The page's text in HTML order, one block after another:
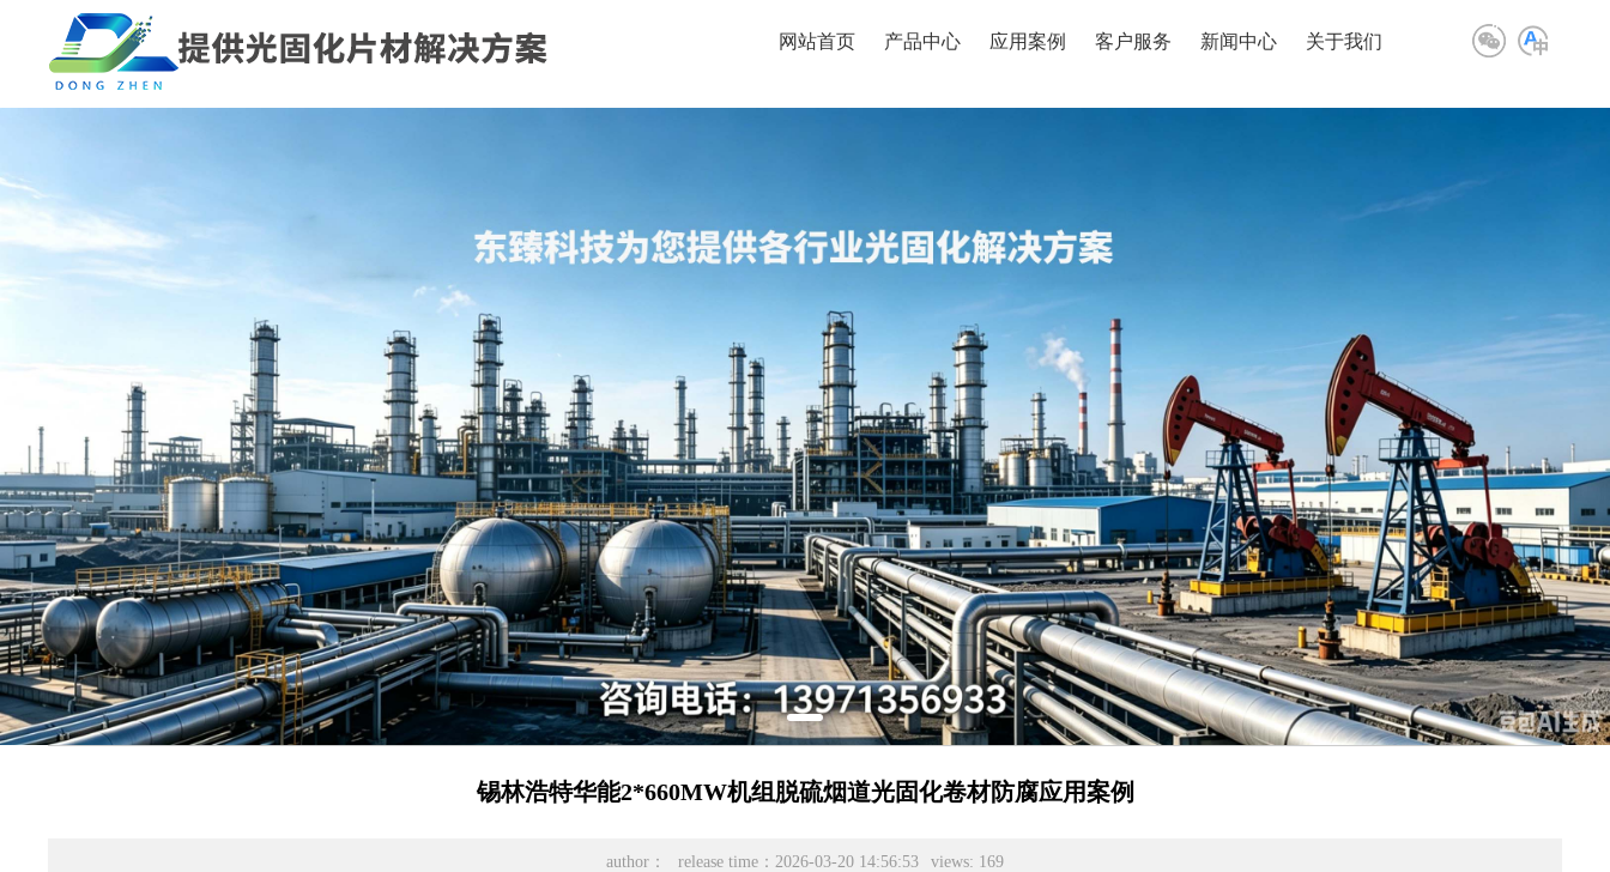
网站首页 产品中心 应用案例 客户服务 新闻中心 关于我们
锡林浩特华能2*660MW机组脱硫烟道光固化卷材防腐应用案例
author： release time：2026-03-20 14:56:53 views: 169